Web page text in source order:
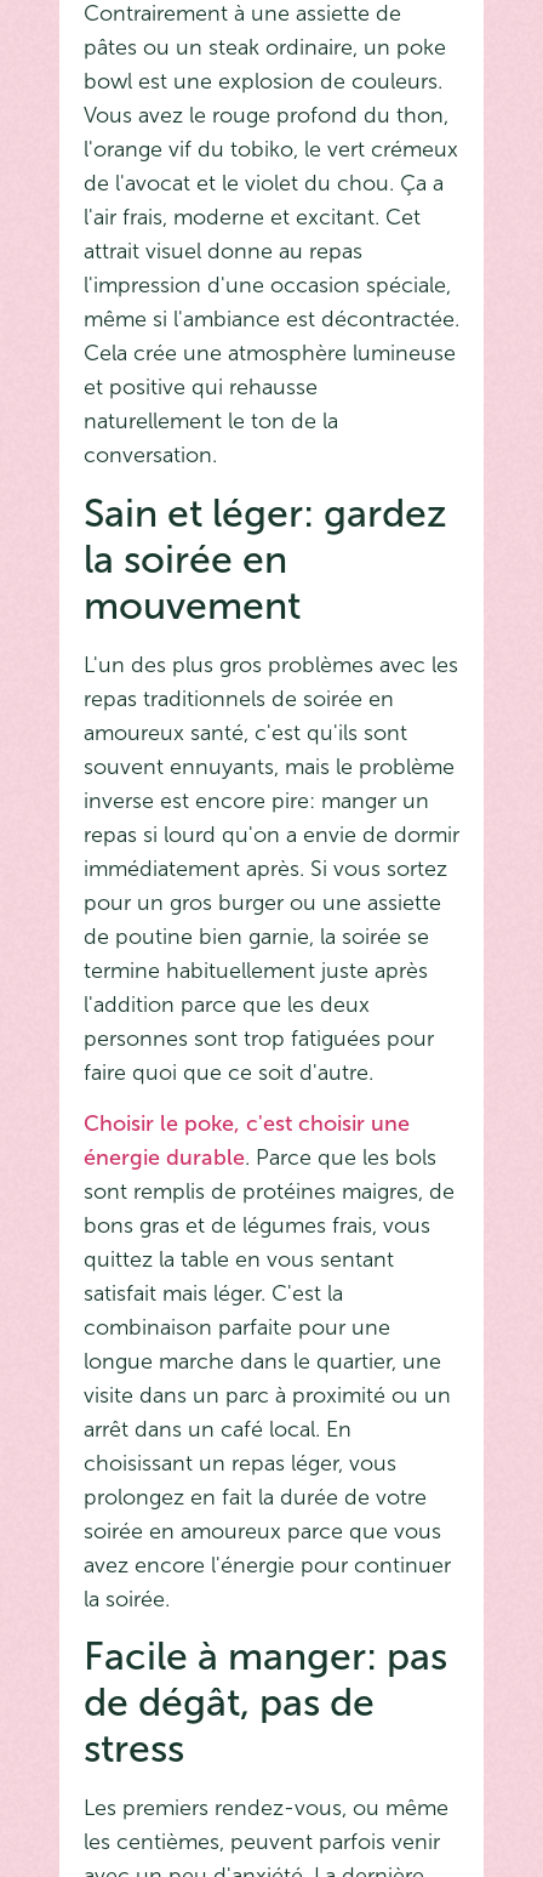
Contrairement à une assiette de
pâtes ou un steak ordinaire, un poke
bowl est une explosion de couleurs.
Vous avez le rouge profond du thon,
l'orange vif du tobiko, le vert crémeux
de l'avocat et le violet du chou. Ça a
l'air frais, moderne et excitant. Cet
attrait visuel donne au repas
l'impression d'une occasion spéciale,
même si l'ambiance est décontractée.
Cela crée une atmosphère lumineuse
et positive qui rehausse
naturellement le ton de la
conversation.
Sain et léger: gardez
la soirée en
mouvement
L'un des plus gros problèmes avec les
repas traditionnels de soirée en
amoureux santé, c'est qu'ils sont
souvent ennuyants, mais le problème
inverse est encore pire: manger un
repas si lourd qu'on a envie de dormir
immédiatement après. Si vous sortez
pour un gros burger ou une assiette
de poutine bien garnie, la soirée se
termine habituellement juste après
l'addition parce que les deux
personnes sont trop fatiguées pour
faire quoi que ce soit d'autre.
Choisir le poke, c'est choisir une
énergie durable. Parce que les bols
sont remplis de protéines maigres, de
bons gras et de légumes frais, vous
quittez la table en vous sentant
satisfait mais léger. C'est la
combinaison parfaite pour une
longue marche dans le quartier, une
visite dans un parc à proximité ou un
arrêt dans un café local. En
choisissant un repas léger, vous
prolongez en fait la durée de votre
soirée en amoureux parce que vous
avez encore l'énergie pour continuer
la soirée.
Facile à manger: pas
de dégât, pas de
stress
Les premiers rendez-vous, ou même
les centièmes, peuvent parfois venir